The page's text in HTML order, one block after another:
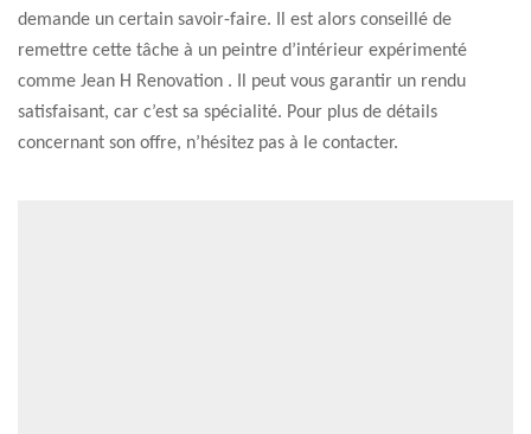
demande un certain savoir-faire. Il est alors conseillé de
remettre cette tâche à un peintre d’intérieur expérimenté
comme Jean H Renovation . Il peut vous garantir un rendu
satisfaisant, car c’est sa spécialité. Pour plus de détails
concernant son offre, n’hésitez pas à le contacter.